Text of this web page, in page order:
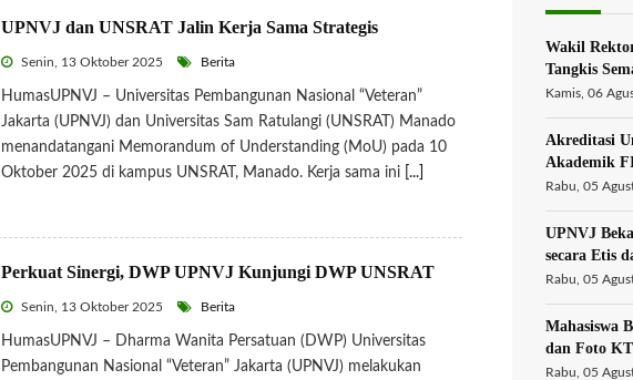
UPNVJ dan UNSRAT Jalin Kerja Sama Strategis
Senin, 13 Oktober 2025 Berita
HumasUPNVJ – Universitas Pembangunan Nasional “Veteran”
Jakarta (UPNVJ) dan Universitas Sam Ratulangi (UNSRAT) Manado
menandatangani Memorandum of Understanding (MoU) pada 10
Oktober 2025 di kampus UNSRAT, Manado. Kerja sama ini [...]
Perkuat Sinergi, DWP UPNVJ Kunjungi DWP UNSRAT
Senin, 13 Oktober 2025 Berita
HumasUPNVJ – Dharma Wanita Persatuan (DWP) Universitas
Pembangunan Nasional “Veteran” Jakarta (UPNVJ) melakukan
Wakil
Tangkis
Kamis, 06
Akreditasi
Akademik
Rabu, 05
UPNVJ
secara Etis
Rabu, 05
Mahasiswa
dan Foto
Rabu, 05